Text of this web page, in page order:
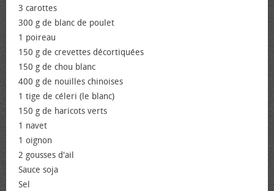
3 carottes
300 g de blanc de poulet
1 poireau
150 g de crevettes décortiquées
150 g de chou blanc
400 g de nouilles chinoises
1 tige de céleri (le blanc)
150 g de haricots verts
1 navet
1 oignon
2 gousses d'ail
Sauce soja
Sel